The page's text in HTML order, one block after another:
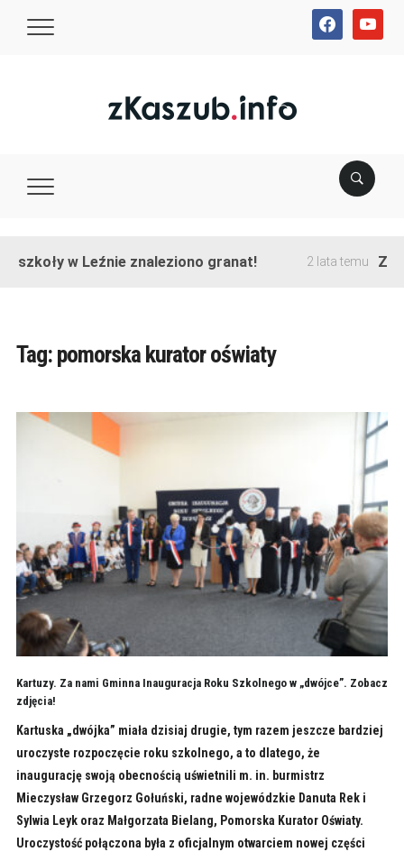
facebookyoutube
szkoły w Leźnie znaleziono granat! 2 lata temu
Tag: pomorska kurator oświaty
Kartuzy. Za nami Gminna Inauguracja Roku Szkolnego w „dwójce”. Zobacz
zdjęcia!
Kartuska „dwójka” miała dzisiaj drugie, tym razem jeszcze bardziej
uroczyste rozpoczęcie roku szkolnego, a to dlatego, że
inaugurację swoją obecnością uświetnili m. in. burmistrz
Mieczysław Grzegorz Gołuński, radne wojewódzkie Danuta Rek i
Sylwia Leyk oraz Małgorzata Bielang, Pomorska Kurator Oświaty.
Uroczystość połączona była z oficjalnym otwarciem nowej części